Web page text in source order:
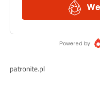
patronite.pl